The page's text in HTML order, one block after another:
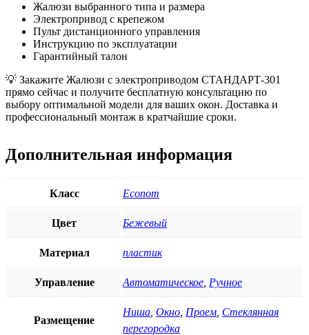
Жалюзи выбранного типа и размера
Электропривод с крепежом
Пульт дистанционного управления
Инструкцию по эксплуатации
Гарантийный талон
💡 Закажите Жалюзи с электроприводом СТАНДАРТ-301
прямо сейчас и получите бесплатную консультацию по
выбору оптимальной модели для ваших окон. Доставка и
профессиональный монтаж в кратчайшие сроки.
Дополнительная информация
Класс Econom
Цвет Бежевый
Материал пластик
Управление Автоматическое Ручное
Размещение
Ниша Окно Проем Стеклянная
перегородка